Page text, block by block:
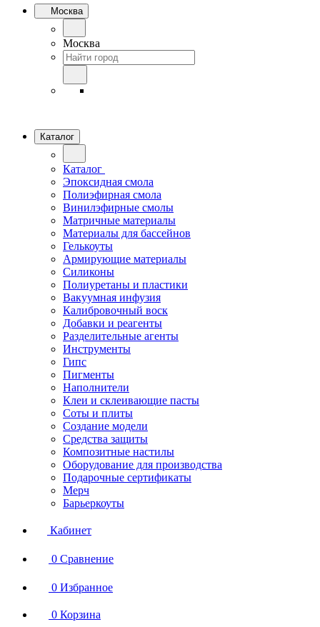
Москва
Москва
Каталог
Каталог
Эпоксидная смола
Полиэфирная смола
Винилэфирные смолы
Матричные материалы
Материалы для бассейнов
Гелькоуты
Армирующие материалы
Силиконы
Полиуретаны и пластики
Вакуумная инфузия
Калибровочный воск
Добавки и реагенты
Разделительные агенты
Инструменты
Гипс
Пигменты
Наполнители
Клеи и склеивающие пасты
Соты и плиты
Создание модели
Средства защиты
Композитные настилы
Оборудование для производства
Подарочные сертификаты
Мерч
Барьеркоуты
Кабинет
0 Сравнение
0 Избранное
0 Корзина